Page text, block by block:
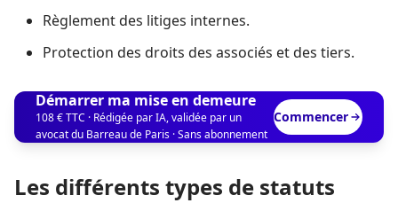
Règlement des litiges internes.
Protection des droits des associés et des tiers.
Démarrer ma mise en demeure
108 € TTC · Rédigée par IA, validée par un
avocat du Barreau de Paris · Sans abonnement
Commencer
Les différents types de statuts